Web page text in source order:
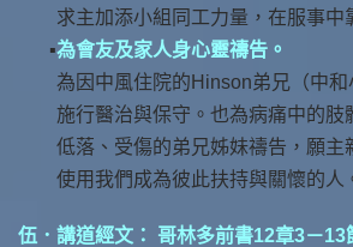
求主加添小組同工力量，在服事中
為會友及家人身心靈禱告。
為因中風住院的Hinson弟兄（中
施行醫治與保守。也為病痛中的肢
低落、受傷的弟兄姊妹禱告，願主
使用我們成為彼此扶持與關懷的人
伍．講道經文： 哥林多前書12章3－13